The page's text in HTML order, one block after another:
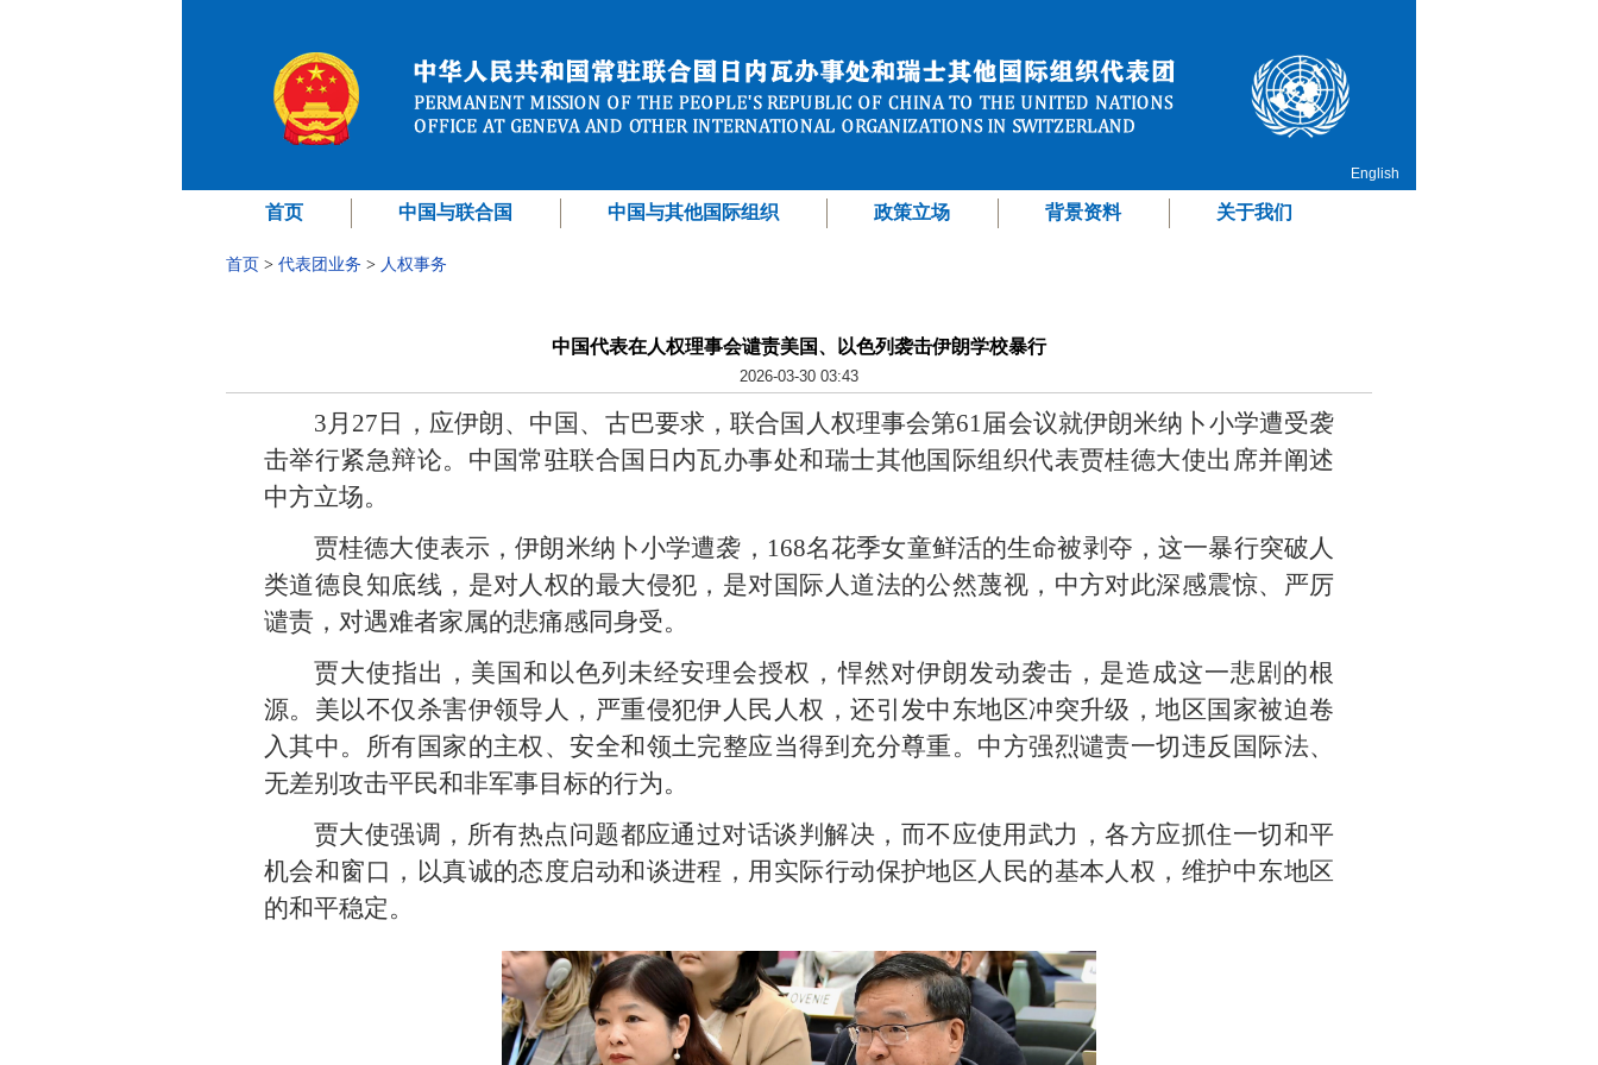
English
首页 中国与联合国 中国与其他国际组织 政策立场 背景资料 关于我们
首页 > 代表团业务 > 人权事务
中国代表在人权理事会谴责美国、以色列袭击伊朗学校暴行
2026-03-30 03:43
3月27日，应伊朗、中国、古巴要求，联合国人权理事会第61届会议就伊朗米纳卜小学遭受袭
击举行紧急辩论。中国常驻联合国日内瓦办事处和瑞士其他国际组织代表贾桂德大使出席并阐述
中方立场。
贾桂德大使表示，伊朗米纳卜小学遭袭，168名花季女童鲜活的生命被剥夺，这一暴行突破人
类道德良知底线，是对人权的最大侵犯，是对国际人道法的公然蔑视，中方对此深感震惊、严厉
谴责，对遇难者家属的悲痛感同身受。
贾大使指出，美国和以色列未经安理会授权，悍然对伊朗发动袭击，是造成这一悲剧的根
源。美以不仅杀害伊领导人，严重侵犯伊人民人权，还引发中东地区冲突升级，地区国家被迫卷
入其中。所有国家的主权、安全和领土完整应当得到充分尊重。中方强烈谴责一切违反国际法、
无差别攻击平民和非军事目标的行为。
贾大使强调，所有热点问题都应通过对话谈判解决，而不应使用武力，各方应抓住一切和平
机会和窗口，以真诚的态度启动和谈进程，用实际行动保护地区人民的基本人权，维护中东地区
的和平稳定。